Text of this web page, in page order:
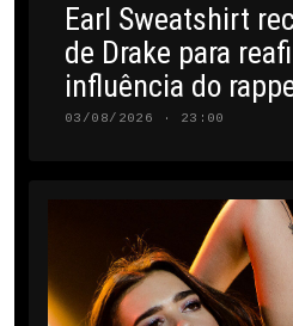
Earl Sweatshirt
de Drake para
influência do
03/08/2026 · 23:00